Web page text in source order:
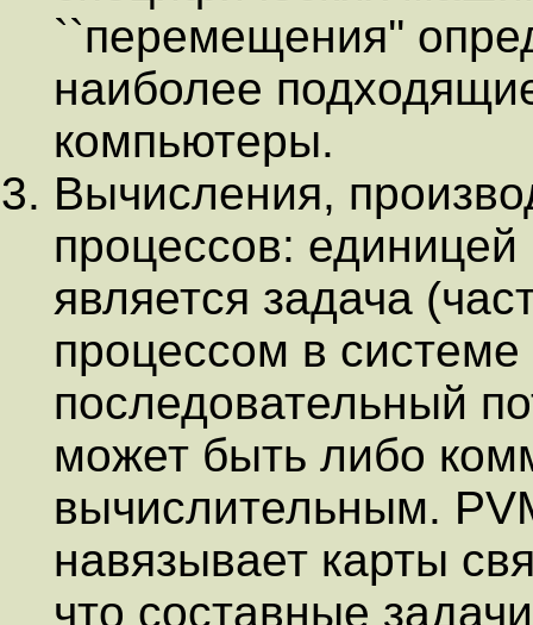
``перемещения''
наиболее
компьютеры.
Вычисления,
процессов:
является задача
процессом в
последовательный
может быть либо
вычислительным.
навязывает карты
что составные